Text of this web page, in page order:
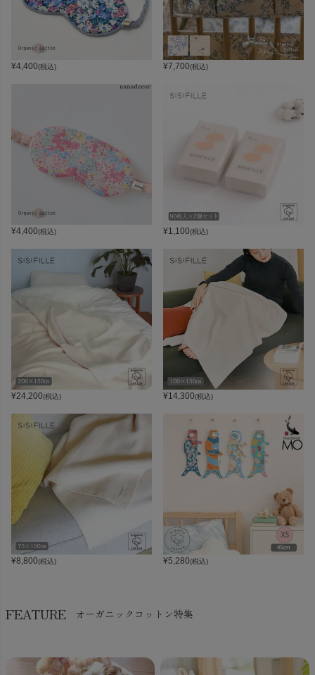
¥4,400(税込) ¥7,700(税込)
¥4,400(税込) ¥1,100(税込)
¥24,200(税込) ¥14,300(税込)
¥8,800(税込) ¥5,280(税込)
FEATURE オーガニックコットン特集